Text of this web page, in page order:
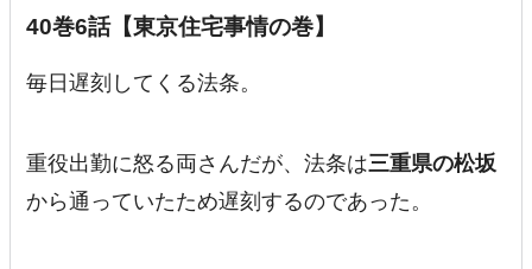
40巻6話【東京住宅事情の巻】
毎日遅刻してくる法条。
重役出勤に怒る両さんだが、法条は三重県の松坂
から通っていたため遅刻するのであった。